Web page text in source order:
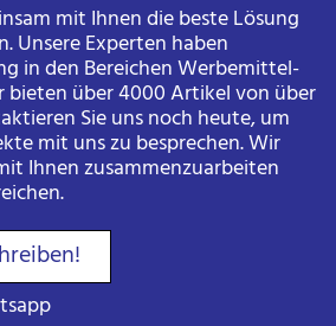
mit Ihnen die beste Lösung
Unsere Experten haben
in den Bereichen Werbemittel-
bieten über 4000 Artikel von über
Sie uns noch heute, um
mit uns zu besprechen. Wir
Ihnen zusammenzuarbeiten